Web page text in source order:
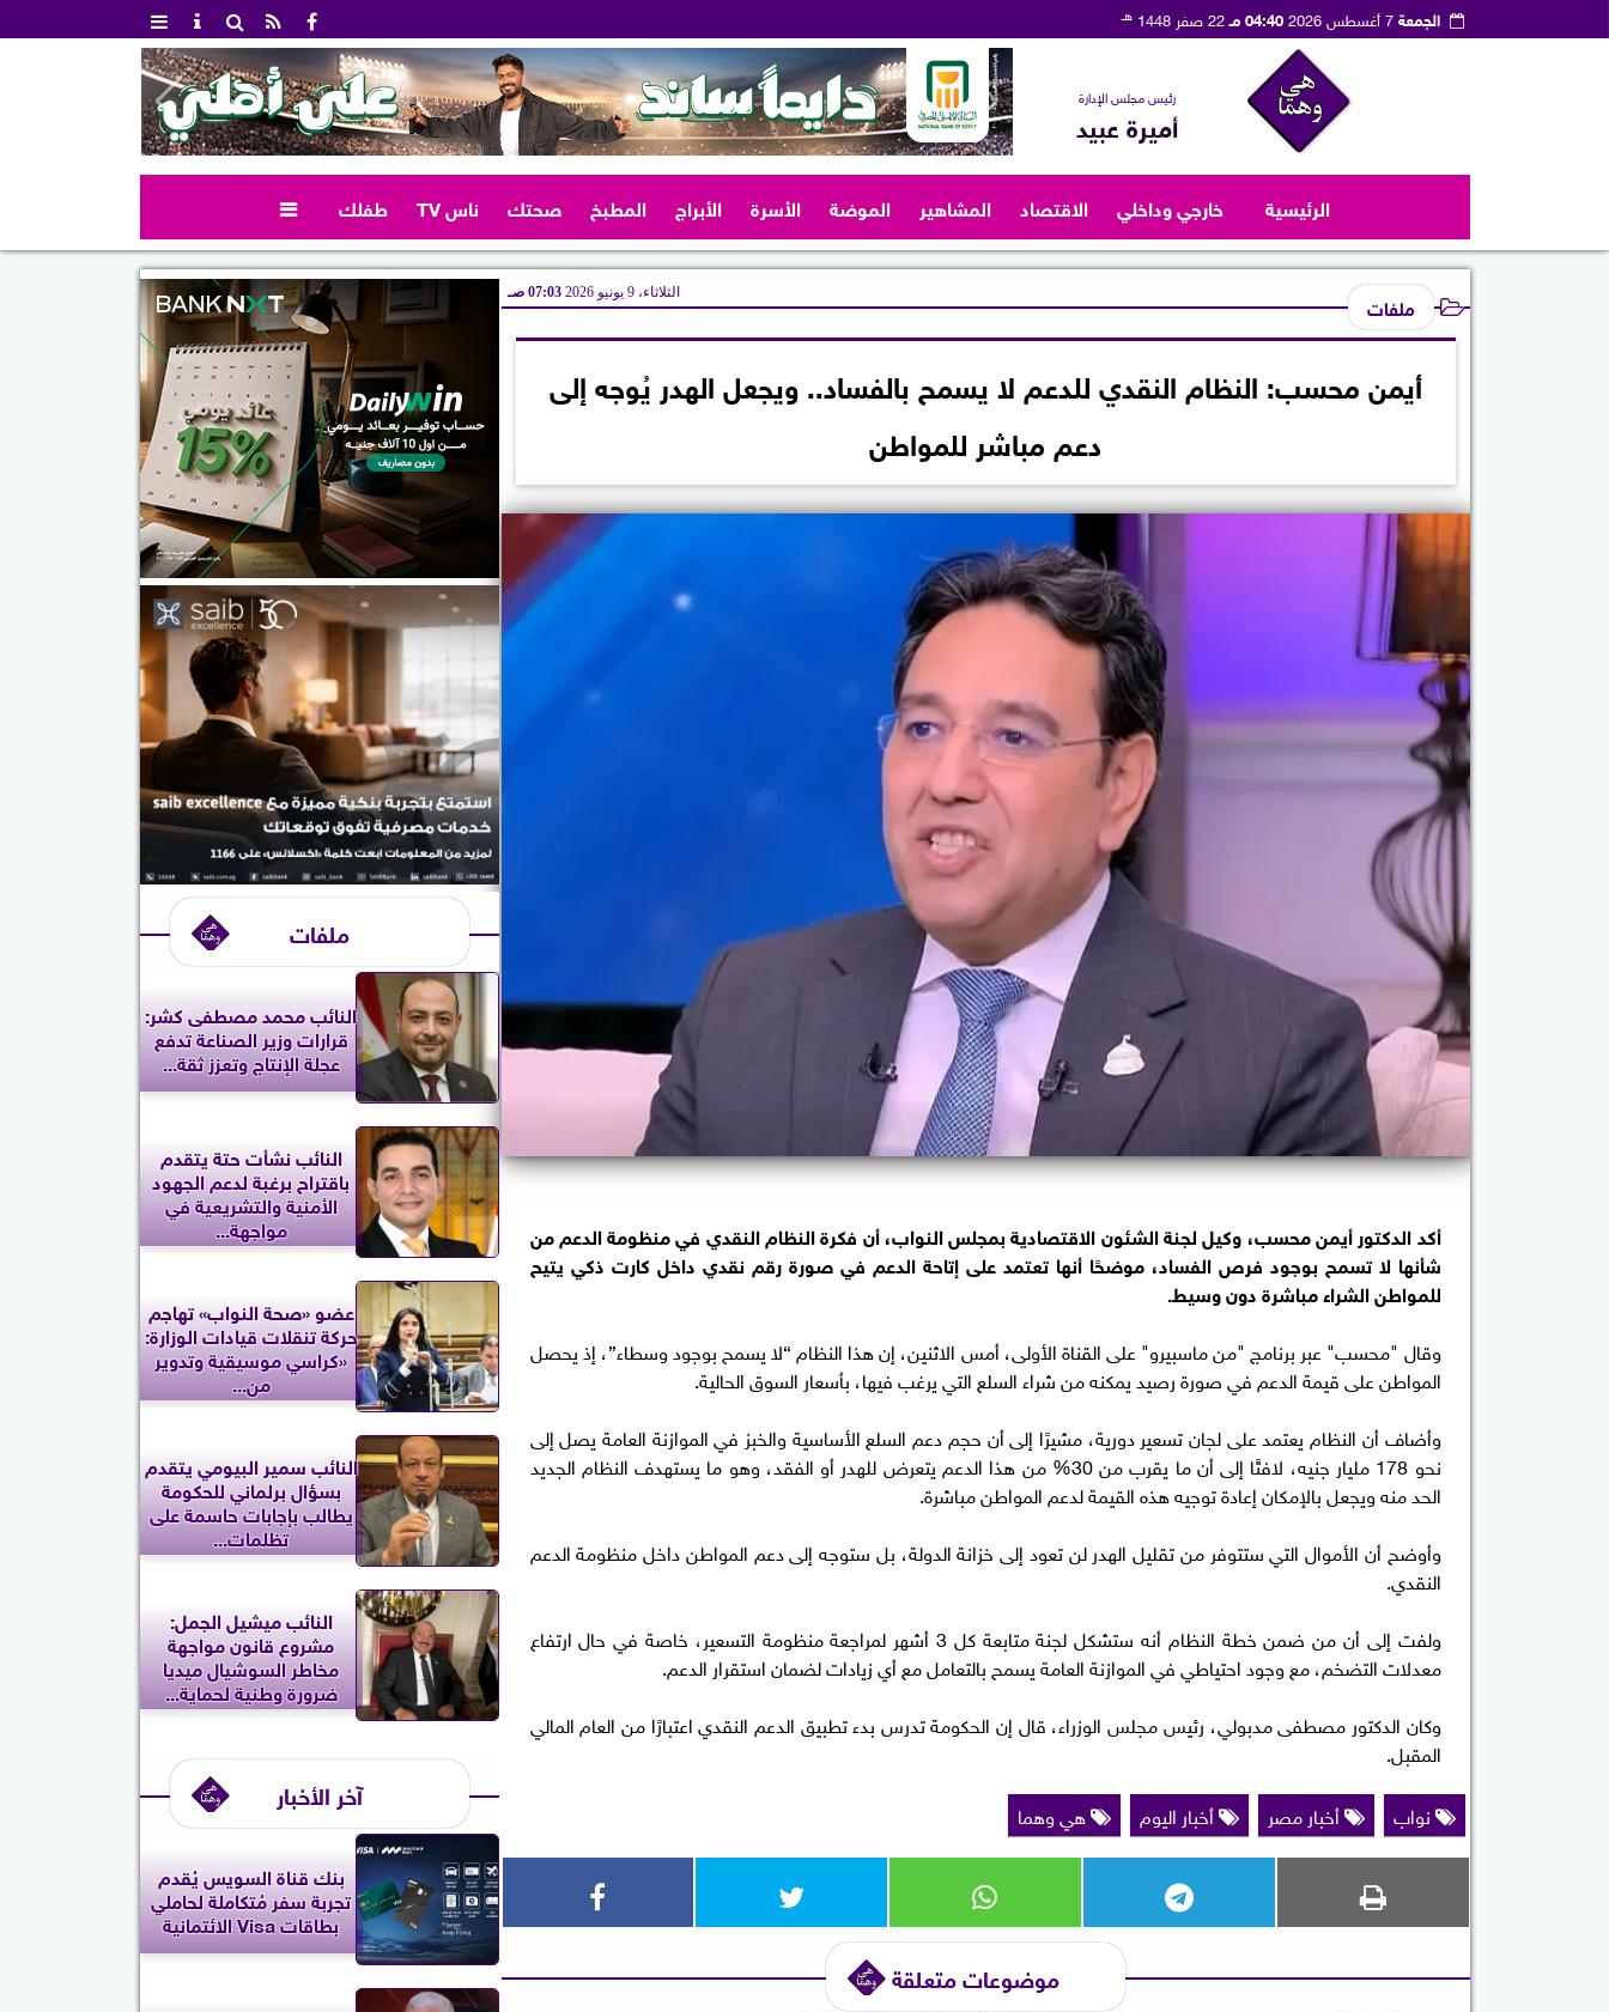
الجمعة7 أغسطس 2026 04:40 مـ 22 صفر 1448 هـ
رئيس مجلس الإدارة
أميرة عبيد
الرئيسية خارجي وداخلي الاقتصاد المشاهير الموضة الأسرة الأبراج المطبخ صحتك ناس TV طفلك 
ملفات الثلاثاء، 9 يونيو 2026 07:03 صـ
أيمن محسب: النظام النقدي للدعم لا يسمح بالفساد.. ويجعل الهدر يُوجه إلى
دعم مباشر للمواطن
أكد الدكتور أيمن محسب، وكيل لجنة الشئون الاقتصادية بمجلس النواب، أن فكرة النظام النقدي في منظومة الدعم من
شأنها لا تسمح بوجود فرص الفساد، موضحًا أنها تعتمد على إتاحة الدعم في صورة رقم نقدي داخل كارت ذكي يتيح
للمواطن الشراء مباشرة دون وسيط.
وقال "محسب" عبر برنامج "من ماسبيرو" على القناة الأولى، أمس الاثنين، إن هذا النظام “لا يسمح بوجود وسطاء”، إذ يحصل
المواطن على قيمة الدعم في صورة رصيد يمكنه من شراء السلع التي يرغب فيها، بأسعار السوق الحالية.
وأضاف أن النظام يعتمد على لجان تسعير دورية، مشيرًا إلى أن حجم دعم السلع الأساسية والخبز في الموازنة العامة يصل إلى
نحو 178 مليار جنيه، لافتًا إلى أن ما يقرب من 30% من هذا الدعم يتعرض للهدر أو الفقد، وهو ما يستهدف النظام الجديد
الحد منه ويجعل بالإمكان إعادة توجيه هذه القيمة لدعم المواطن مباشرة.
وأوضح أن الأموال التي ستتوفر من تقليل الهدر لن تعود إلى خزانة الدولة، بل ستوجه إلى دعم المواطن داخل منظومة الدعم
النقدي.
ولفت إلى أن من ضمن خطة النظام أنه ستشكل لجنة متابعة كل 3 أشهر لمراجعة منظومة التسعير، خاصة في حال ارتفاع
معدلات التضخم، مع وجود احتياطي في الموازنة العامة يسمح بالتعامل مع أي زيادات لضمان استقرار الدعم.
وكان الدكتور مصطفى مدبولي، رئيس مجلس الوزراء، قال إن الحكومة تدرس بدء تطبيق الدعم النقدي اعتبارًا من العام المالي
المقبل.
نواب
أخبار مصر أخبار اليوم هي وهما
موضوعات متعلقة
ملفات
النائب محمد مصطفى كشر:
قرارات وزير الصناعة تدفع
عجلة الإنتاج وتعزز ثقة...
النائب نشأت حتة يتقدم
باقتراح برغبة لدعم الجهود
الأمنية والتشريعية في
مواجهة...
عضو «صحة النواب» تهاجم
حركة تنقلات قيادات الوزارة:
«كراسي موسيقية وتدوير
من...
النائب سمير البيومي يتقدم
بسؤال برلماني للحكومة
يطالب بإجابات حاسمة على
تظلمات...
النائب ميشيل الجمل:
مشروع قانون مواجهة
مخاطر السوشيال ميديا
ضرورة وطنية لحماية...
آخر الأخبار
بنك قناة السويس يُقدم
تجربة سفر مُتكاملة لحاملي
بطاقات Visa الائتمانية